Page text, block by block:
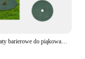
10 szt. Maty barierowe do piąkowania drzew Ochrona drzew Przenośne antypoślizgowe plasterki drzewa Wykrawane tkaniny przeciwtrawiaste Ogrodnictwo rolnicze